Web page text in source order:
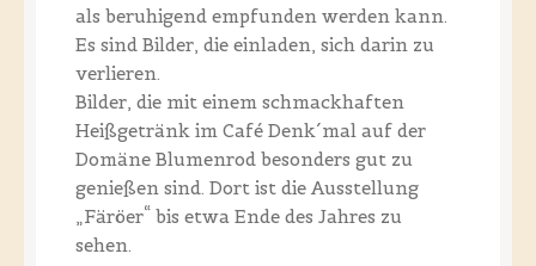
als beruhigend empfunden werden kann.
Es sind Bilder, die einladen, sich darin zu
verlieren.
Bilder, die mit einem schmackhaften
Heißgetränk im Café Denk´mal auf der
Domäne Blumenrod besonders gut zu
genießen sind. Dort ist die Ausstellung
„Färöer“ bis etwa Ende des Jahres zu
sehen.